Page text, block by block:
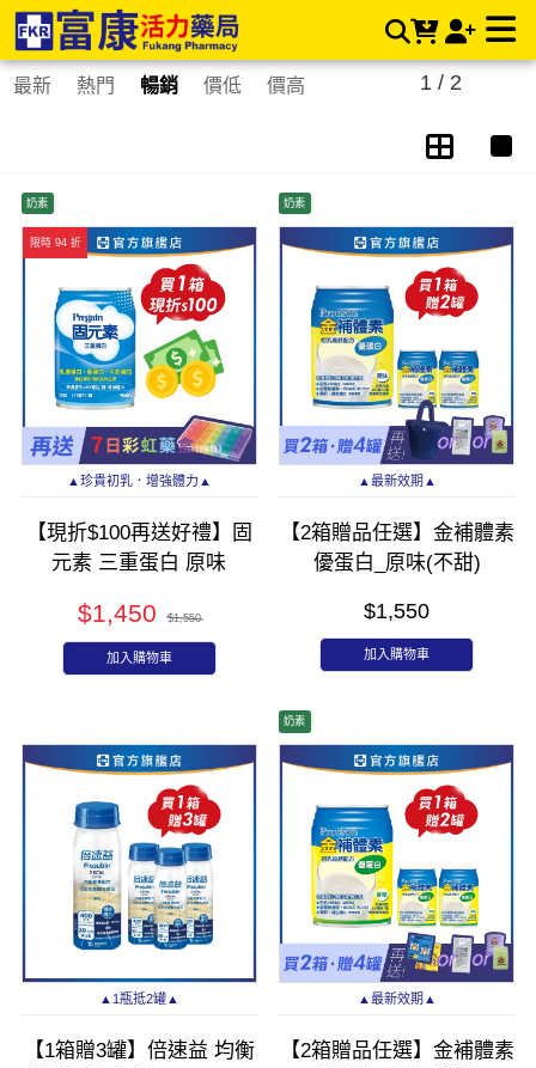
高鈣配方 | 富康活力藥局購物商城
最新 熱門 暢銷 價低 價高 1 / 2
限時 94 折
奶素
▲珍貴初乳．增強體力▲
【現折$100再送好禮】固
元素 三重蛋白 原味
最新效期
$1,450 $1,550
加入購物車
奶素
▲最新效期▲
【2箱贈品任選】金補體素
優蛋白_原味(不甜)
$1,550
加入購物車
▲1瓶抵2罐▲
【1箱贈3罐】倍速益 均衡
奶素
▲最新效期▲
【2箱贈品任選】金補體素